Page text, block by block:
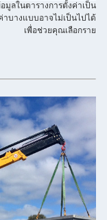
ลในตารางการตั้งค่าเป็น
บางแบบอาจไม่เป็นไปได้
ณ เพื่อช่วยคุณเลือกราย